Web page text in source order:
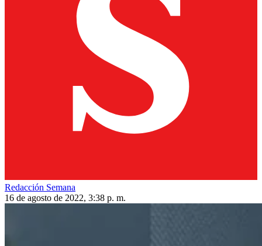
Redacción Semana
16 de agosto de 2022, 3:38 p. m.